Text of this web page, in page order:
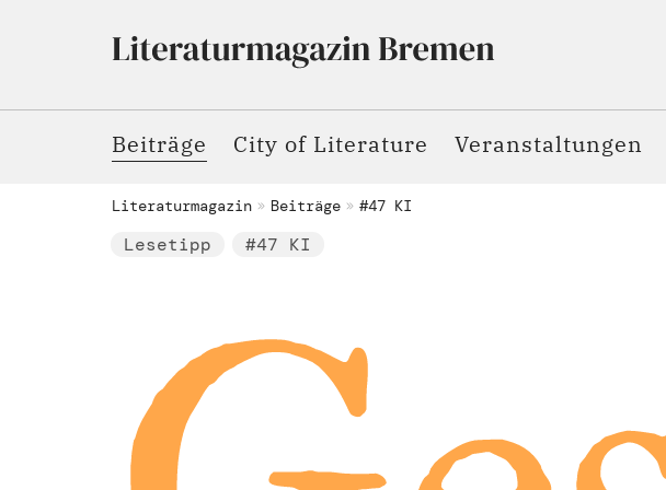
Beiträge City of Literature Veranstaltungen
Literaturmagazin Beiträge #47 KI
Lesetipp #47 KI